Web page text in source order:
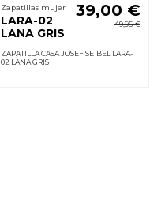
Zapatillas mujer
LARA-02
LANA GRIS
39,00 €
49,95 €
ZAPATILLA CASA JOSEF SEIBEL LARA-
02 LANA GRIS